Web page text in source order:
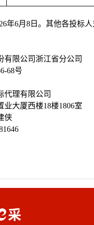
年6月8日 。 其他各投标
有限公司浙江省分公司
68号
代理有限公司
业大厦西楼18楼1806室
侠